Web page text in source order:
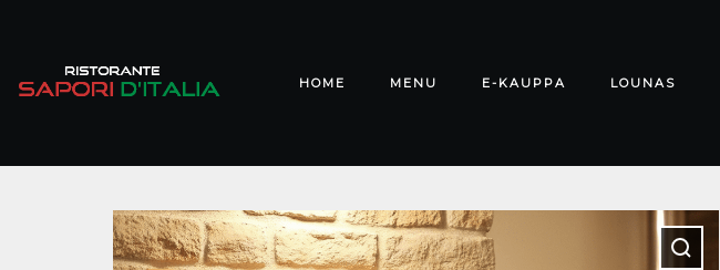
HOME MENU E-KAUPPA LOUNAS